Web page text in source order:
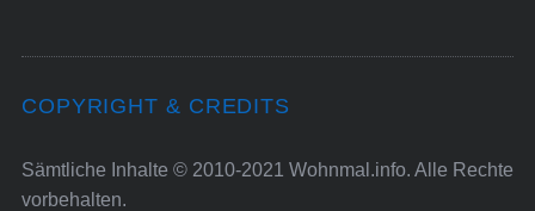
COPYRIGHT & CREDITS
Sämtliche Inhalte © 2010-2021 Wohnmal.info. Alle Rechte
vorbehalten.